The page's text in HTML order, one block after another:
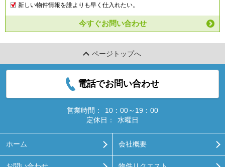
新しい物件情報を誰よりも早く仕入れたい。
今すぐお問い合わせ
ページトップへ
電話でお問い合わせ
営業時間：
10：00～19：00
定休日：
水曜日
ホーム 会社概要